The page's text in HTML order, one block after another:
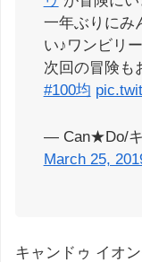
一年ぶりにみ
い♪ワンビリ
次回の冒険
#100均
— Can★Do/キ
March 25,
キャンドゥ イオ